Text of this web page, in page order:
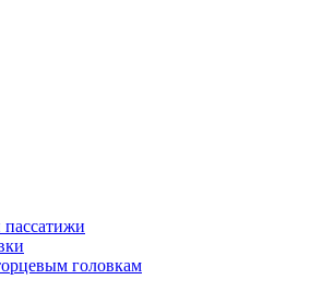
головкам